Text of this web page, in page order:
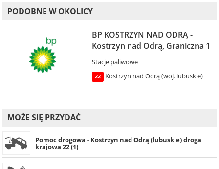
PODOBNE W OKOLICY
BP KOSTRZYN NAD ODRĄ -
Kostrzyn nad Odrą, Graniczna 1
Stacje paliwowe
22 Kostrzyn nad Odrą (woj. lubuskie)
MOŻE SIĘ PRZYDAĆ
Pomoc drogowa - Kostrzyn nad Odrą (lubuskie) droga
krajowa 22 (1)